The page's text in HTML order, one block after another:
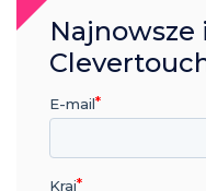
E-mail
Kraj